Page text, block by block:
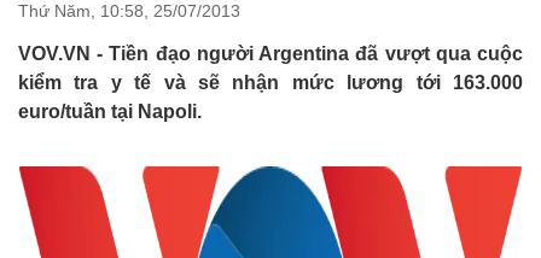
Nhận diện sự thật
Việc làm
Biển đảo
Thứ Năm, 10:58, 25/07/2013
VOV.VN - Tiền đạo người Argentina đã vượt qua cuộc
kiểm tra y tế và sẽ nhận mức lương tới 163.000
euro/tuần tại Napoli.